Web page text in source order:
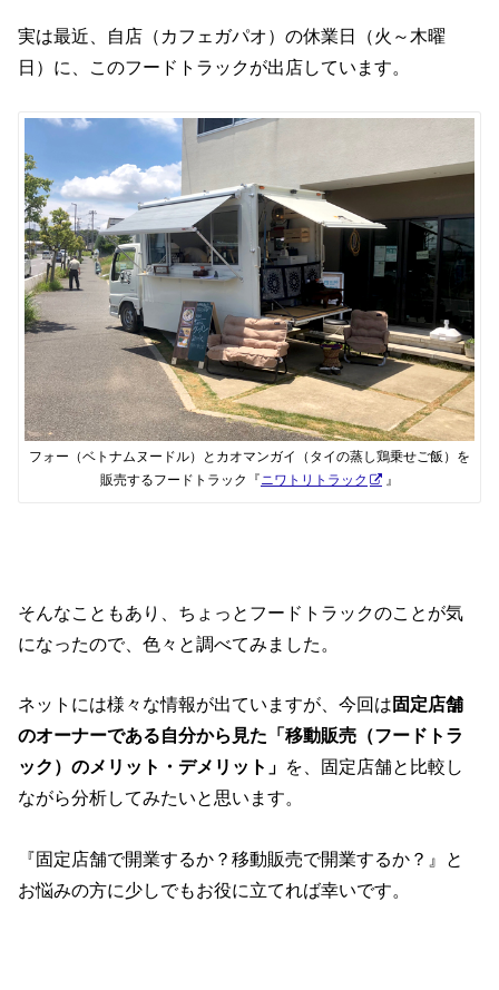
実は最近、自店（カフェガパオ）の休業日（火～木曜
日）に、このフードトラックが出店しています。
フォー（ベトナムヌードル）とカオマンガイ（タイの蒸し鶏乗せご飯）を
販売するフードトラック『ニワトリトラック 』
そんなこともあり、ちょっとフードトラックのことが気
になったので、色々と調べてみました。
ネットには様々な情報が出ていますが、今回は 固定店舗
のオーナーである自分から見た「移動販売（フードトラ
ック）のメリット・デメリット」 を、固定店舗と比較し
ながら分析してみたいと思います。
『固定店舗で開業するか？移動販売で開業するか？』と
お悩みの方に少しでもお役に立てれば幸いです。